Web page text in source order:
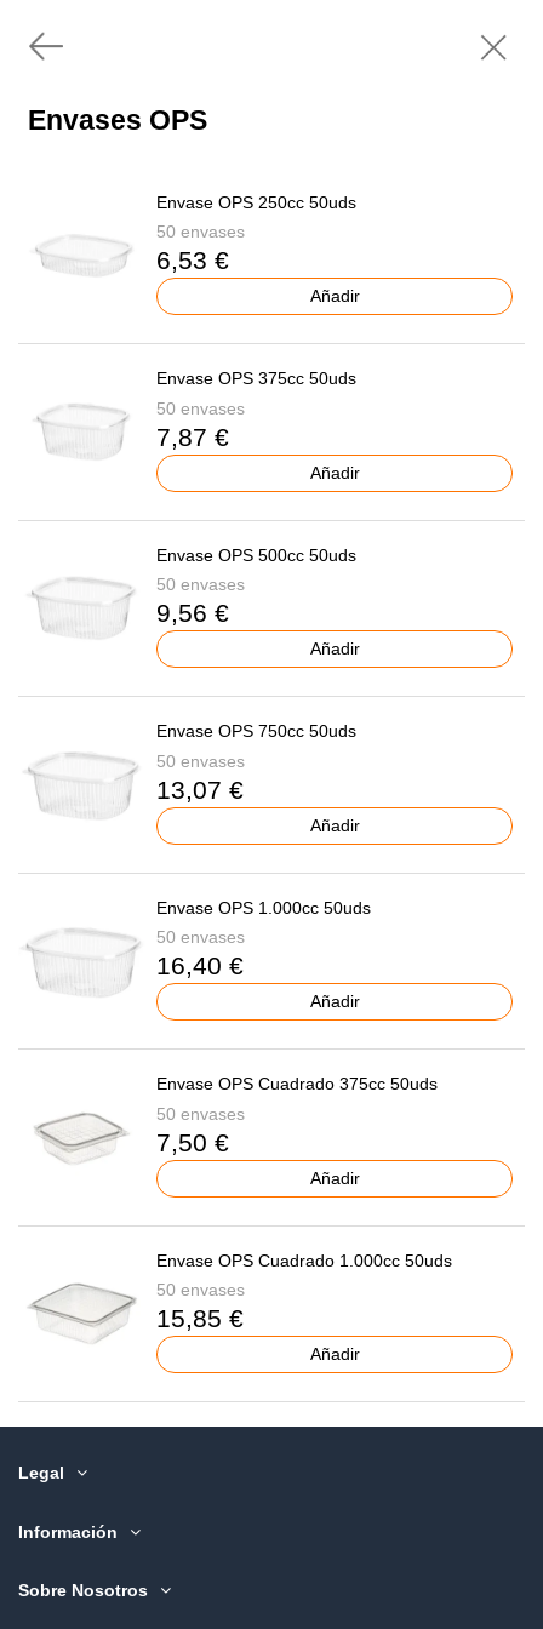
Envases OPS
Envase OPS 250cc 50uds
50 envases
6,53 €
Añadir
Envase OPS 375cc 50uds
50 envases
7,87 €
Añadir
Envase OPS 500cc 50uds
50 envases
9,56 €
Añadir
Envase OPS 750cc 50uds
50 envases
13,07 €
Añadir
Envase OPS 1.000cc 50uds
50 envases
16,40 €
Añadir
Envase OPS Cuadrado 375cc 50uds
50 envases
7,50 €
Añadir
Envase OPS Cuadrado 1.000cc 50uds
50 envases
15,85 €
Añadir
Legal
Información
Sobre Nosotros